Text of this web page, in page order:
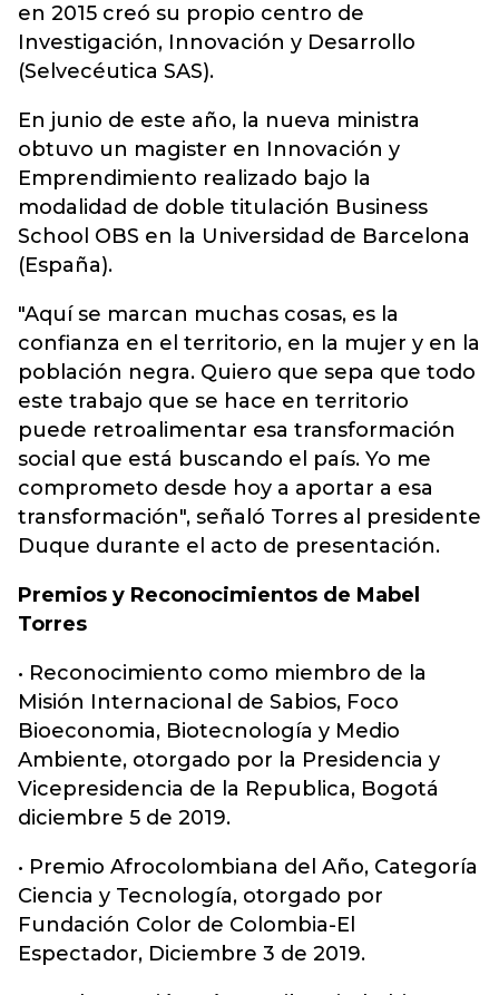
en 2015 creó su propio centro de
Investigación, Innovación y Desarrollo
(Selvecéutica SAS).
En junio de este año, la nueva ministra
obtuvo un magister en Innovación y
Emprendimiento realizado bajo la
modalidad de doble titulación Business
School OBS en la Universidad de Barcelona
(España).
"Aquí se marcan muchas cosas, es la
confianza en el territorio, en la mujer y en la
población negra. Quiero que sepa que todo
este trabajo que se hace en territorio
puede retroalimentar esa transformación
social que está buscando el país. Yo me
comprometo desde hoy a aportar a esa
transformación", señaló Torres al presidente
Duque durante el acto de presentación.
Premios y Reconocimientos de Mabel
Torres
• Reconocimiento como miembro de la
Misión Internacional de Sabios, Foco
Bioeconomia, Biotecnología y Medio
Ambiente, otorgado por la Presidencia y
Vicepresidencia de la Republica, Bogotá
diciembre 5 de 2019.
• Premio Afrocolombiana del Año, Categoría
Ciencia y Tecnología, otorgado por
Fundación Color de Colombia-El
Espectador, Diciembre 3 de 2019.